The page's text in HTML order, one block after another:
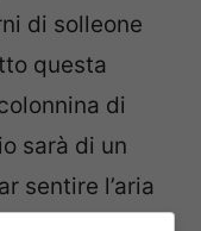
di solleone
questa
di
sarà di un
sentire l’aria